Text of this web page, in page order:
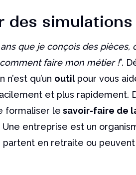
des simulations
que je conçois des pièces,
faire mon métier !”.
qu’un outil pour vous
et plus rapidement.
formaliser le savoir-faire de
entreprise est un
partent en retraite ou